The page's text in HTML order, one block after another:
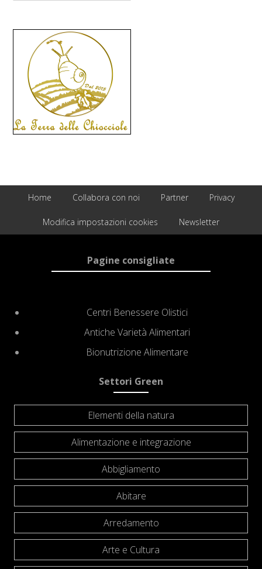
Home Collabora con noi Partner Privacy
Modifica impostazioni cookies Newsletter
Pagine consigliate
Centri Benessere Olistici
Antiche Varietà Alimentari
Bionutrizione Alimentare
Settori Green
Elementi della natura
Alimentazione e integrazione
Abbigliamento
Abitare
Arredamento
Arte e Cultura